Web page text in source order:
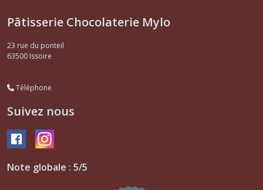
Pâtisserie Chocolaterie Mylo
23 rue du ponteil
63500 Issoire
Téléphone
Suivez nous
Note globale : 5/5